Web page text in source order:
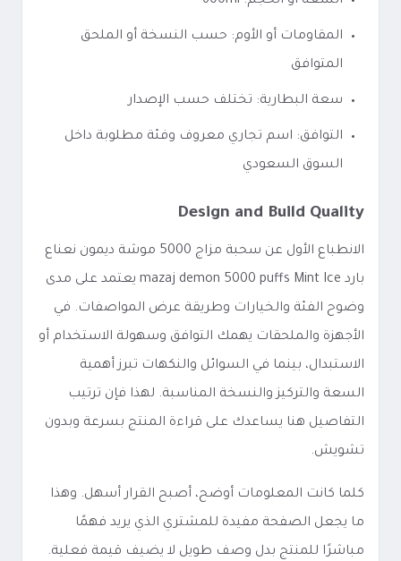
المقاومات أو الأوم: حسب النسخة أو الملحق
المتوافق
سعة البطارية: تختلف حسب الإصدار
التوافق: اسم تجاري معروف وفئة مطلوبة داخل
السوق السعودي
Design and Build Quality
الانطباع الأول عن سحبة مزاج 5000 موشة ديمون نعناع
بارد mazaj demon 5000 puffs Mint Ice يعتمد على مدى
وضوح الفئة والخيارات وطريقة عرض المواصفات. في
الأجهزة والملحقات يهمك التوافق وسهولة الاستخدام أو
الاستبدال، بينما في السوائل والنكهات تبرز أهمية
السعة والتركيز والنسخة المناسبة. لهذا فإن ترتيب
التفاصيل هنا يساعدك على قراءة المنتج بسرعة وبدون
تشويش.
كلما كانت المعلومات أوضح، أصبح القرار أسهل. وهذا
ما يجعل الصفحة مفيدة للمشتري الذي يريد فهمًا
مباشرًا للمنتج بدل وصف طويل لا يضيف قيمة فعلية.